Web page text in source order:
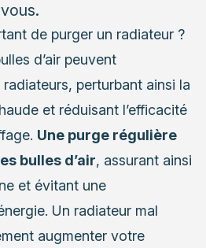
de purger un radiateur ?
d’air peuvent
radiateurs, perturbant ainsi la
et réduisant l’efficacité
Une purge régulière
bulles d’air, assurant ainsi
et évitant une
Un radiateur mal
augmenter votre